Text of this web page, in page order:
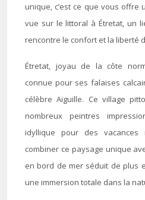
unique, c’est ce que vous offre
vue sur le littoral à Étretat, un
rencontre le confort et la liberté
Étretat, joyau de la côte
connue pour ses falaises
célèbre Aiguille. Ce village
nombreux peintres
idyllique pour des vacances
combiner ce paysage unique
en bord de mer séduit de plus
une immersion totale dans la